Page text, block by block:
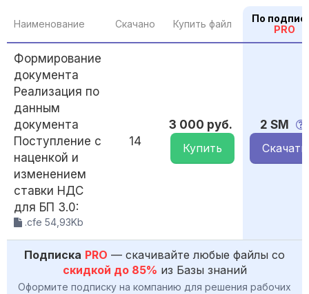
Наименование Скачано Купить файл
По
PRO
Формирование
документа
Реализация по
данным
документа
Поступление с
наценкой и
изменением
ставки НДС
для БП 3.0:
.cfe 54,93Kb
14
3 000 руб.
Купить
2 SM
Скачать
Подписка PRO — скачивайте любые файлы со
скидкой до 85% из Базы знаний
Оформите подписку на компанию для решения рабочих